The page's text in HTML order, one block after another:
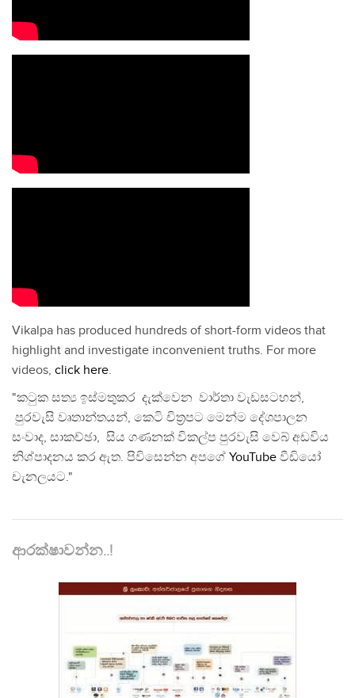
Vikalpa has produced hundreds of short-form videos that
highlight and investigate inconvenient truths. For more
videos, click here.
"කටුක සත්‍ය ඉස්මතුකර දැක්වෙන වාර්තා වැඩසටහන්,
පුරවැසි වෘතාන්තයන්, කෙටි චිත්‍රපට මෙන්ම දේශපාලන
සංවාද, සාකච්ඡා, සිය ගණනක් විකල්ප පුරවැසි වෙබ් අඩවිය
නිශ්පාදනය කර ඇත. පිවිසෙන්න අපගේ YouTube වීඩියෝ
චැනලයට."
ආරක්ෂාවන්න..!